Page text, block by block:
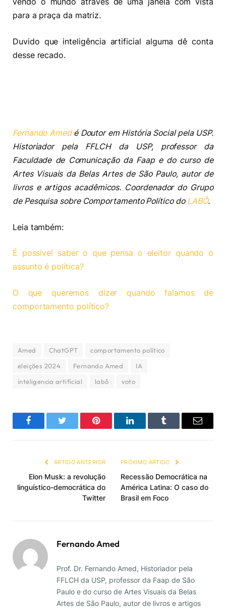
para a praça da matriz.
Duvido que inteligência artificial alguma dê conta
desse recado.
Fernando Amedé Doutor em História Social pela USP.
Historiador pela FFLCH da USP, professor da
Faculdade de Comunicação da Faap e do curso de
Artes Visuais da Belas Artes de São Paulo, autor de
livros e artigos acadêmicos. Coordenador do Grupo
de Pesquisa sobre Comportamento Político do LABÔ.
Leia também:
É possível saber o que pensa o eleitor quando o
assunto é política?
O que queremos dizer quando falamos de
comportamento político?
Amed ChatGPT
comportamento político
eleições 2024
Fernando Amed
IA
inteligencia artificial
labô voto
FacebookTwitter Pinterest LinkedInTumblr Email
ARTIGO ANTERIOR
Elon Musk: a revolução
linguístico-democrática do
Twitter
PRÓXIMO ARTIGO
Recessão Democrática na
América Latina: O caso do
Brasil em Foco
Fernando Amed
Prof. Dr. Fernando Amed, Historiador pela
FFLCH da USP, professor da Faap de São
Paulo e do curso de Artes Visuais da Belas
Artes de São Paulo, autor de livros e artigos